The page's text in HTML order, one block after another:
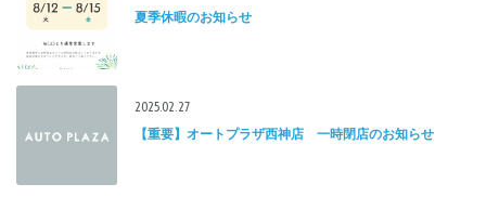
夏季休暇のお知らせ
2025.02.27
【重要】オートプラザ西神店 一時閉店のお知らせ